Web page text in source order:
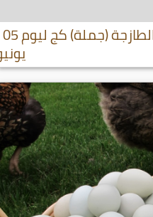
أعلى -أقل سعر للفواكه الطازجة (جملة) كج ليوم 05